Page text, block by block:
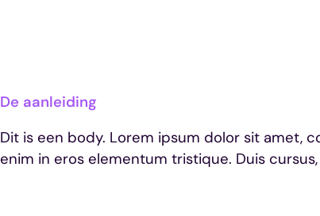
De aanleiding
Dit is een body. Lorem ipsum dolor sit amet,
enim in eros elementum tristique. Duis